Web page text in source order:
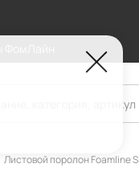
Листовой поролон Foamline